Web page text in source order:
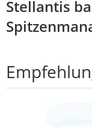
Stellantis